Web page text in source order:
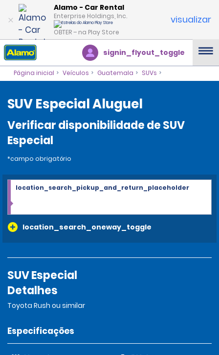
Alamo - Car Rental
Enterprise Holdings, Inc.
OBTER – na Play Store
visualizar
signin_flyout_toggle
Página inicial Veículos Guatemala SUVs
SUV Especial Aluguel
Verificar disponibilidade de SUV
Especial
*campo obrigatório
location_search_oneway_toggle
location_search_pickup_and_return_placeholder
SUV Especial
Detalhes
Toyota Rush ou similar
Especificações